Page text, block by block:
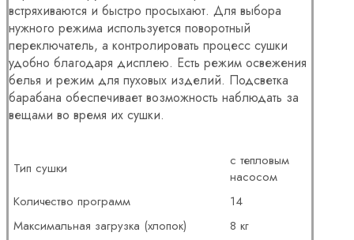
встряхиваются и быстро просыхают. Для выбора
нужного режима используется поворотный
переключатель, а контролировать процесс сушки
удобно благодаря дисплею. Есть режим освежения
белья и режим для пуховых изделий. Подсветка
барабана обеспечивает возможность наблюдать за
вещами во время их сушки.
Тип сушки
с тепловым
насосом
Количество программ
14
Максимальная загрузка (хлопок)
8 кг